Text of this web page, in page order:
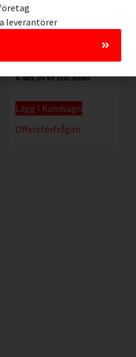
Etikettskrivare 300 dpi
6.485,00kr Exkl. moms
Lägg I Kundvagn
Offertförfrågan
leverantörer